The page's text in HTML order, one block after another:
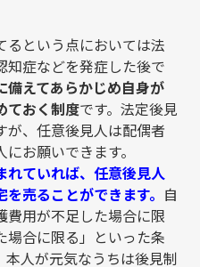
るという点においては法
知症などを発症した後で
備えてあらかじめ自身が
ておく制度です。法定後見
が、任意後見人は配偶者
お願いできます。
れていれば、任意後見人
売ることができます。 自
費用が不足した場合に限
場合に限る」といった条
人が元気なうちは後見制